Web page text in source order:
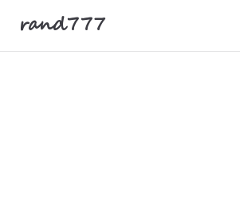
Skip to content
rand777